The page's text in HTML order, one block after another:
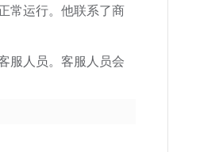
常运行。他联系了商
服人员。客服人员会